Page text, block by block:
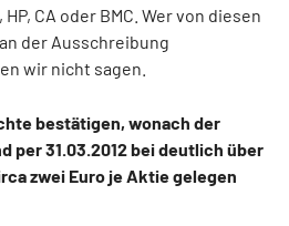
CA oder BMC. Wer von diesen
der Ausschreibung
wir nicht sagen.
bestätigen, wonach der
per 31.03.2012 bei deutlich über
zwei Euro je Aktie gelegen